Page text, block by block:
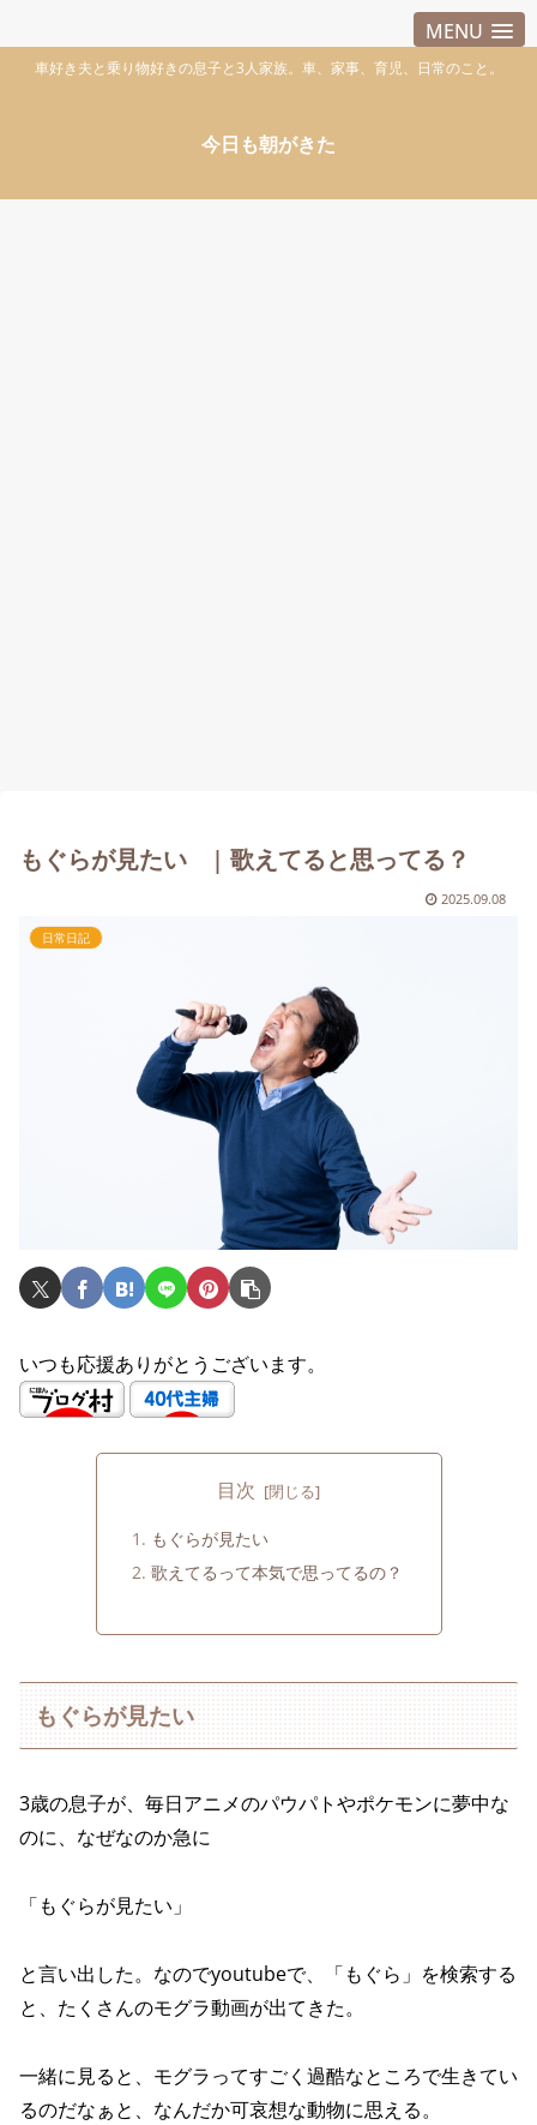
MENU
車好き夫と乗り物好きの息子と3人家族。車、家事、育児、日常のこと。
今日も朝がきた
もぐらが見たい | 歌えてると思ってる？
2025.09.08
日常日記
いつも応援ありがとうございます。
目次
もぐらが見たい
歌えてるって本気で思ってるの？
もぐらが見たい
3歳の息子が、毎日アニメのパウパトやポケモンに夢中な
のに、なぜなのか急に
「もぐらが見たい」
と言い出した。なのでyoutubeで、「もぐら」を検索する
と、たくさんのモグラ動画が出てきた。
一緒に見ると、モグラってすごく過酷なところで生きてい
るのだなぁと、なんだか可哀想な動物に思える。